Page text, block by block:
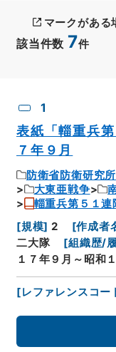
該当件数 7件
マークがある
1
表紙「輜重兵
７年９月
防衛省防衛研究所
大東亜戦争
輜重兵第５１
[規模] 2 [作成者
二大隊
[組織歴/
１７年９月～昭和
[レファレンスコー